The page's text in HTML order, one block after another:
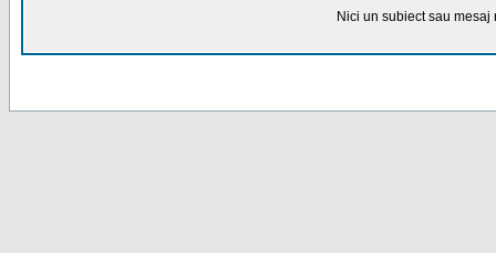
Nici un subiect sau